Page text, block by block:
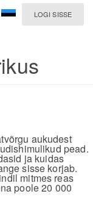
LOGI SISSE
aukudest
pead.
ja kuidas
sisse korjab.
mitmes reas
poole 20 000